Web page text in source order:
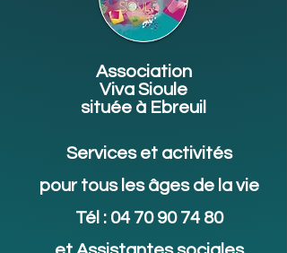
Association
Viva Sioule
située à Ebreuil
Services et activités
pour tous les âges de la vie
Tél : 04 70 90 74 80